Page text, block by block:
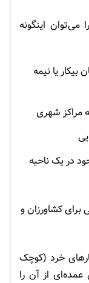
اینگونه
بیکار یا نیمه
مراکز شهری
در یک ناحیه
کشاورزان و
خرد (کوچک
از آن را